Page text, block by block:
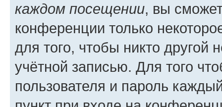
каждом посещении, вы
конференции только
для того, чтобы никто другой
учётной записью. Для того
пользователя и пароль